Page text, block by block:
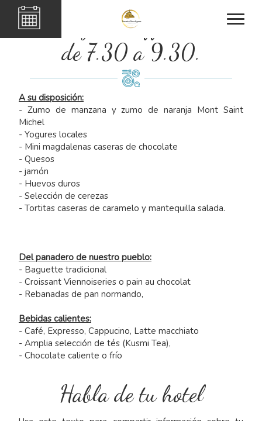
El desayuno buffet se sirve
de 7.30 a 9.30.
A su disposición:
- Zumo de manzana y zumo de naranja Mont Saint
Michel
- Yogures locales
- Mini magdalenas caseras de chocolate
- Quesos
- jamón
- Huevos duros
- Selección de cerezas
- Tortitas caseras de caramelo y mantequilla salada.
Del panadero de nuestro pueblo:
- Baguette tradicional
- Croissant Viennoiseries o pain au chocolat
- Rebanadas de pan normando,
Bebidas calientes:
- Café, Expresso, Cappucino, Latte macchiato
- Amplia selección de tés (Kusmi Tea),
- Chocolate caliente o frío
Habla de tu hotel